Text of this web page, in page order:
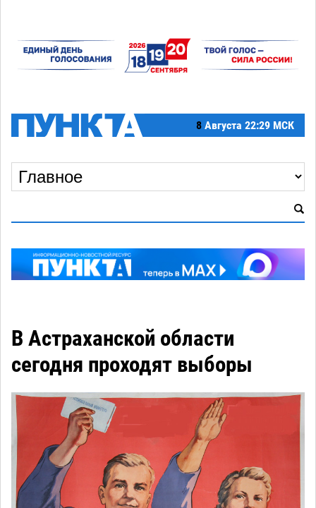
8 Августа 22:29 МСК
В Астраханской области
сегодня проходят выборы